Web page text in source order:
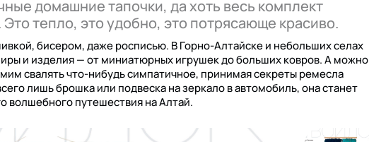
домашние тапочки, да хоть весь комплект
тепло, это удобно, это потрясающе красиво.
бисером, даже росписью. В Горно-Алтайске и небольших селах
и изделия — от миниатюрных игрушек до больших ковров. А можно
свалять что-нибудь симпатичное, принимая секреты ремесла
лишь брошка или подвеска на зеркало в автомобиль, она станет
волшебного путешествия на Алтай.